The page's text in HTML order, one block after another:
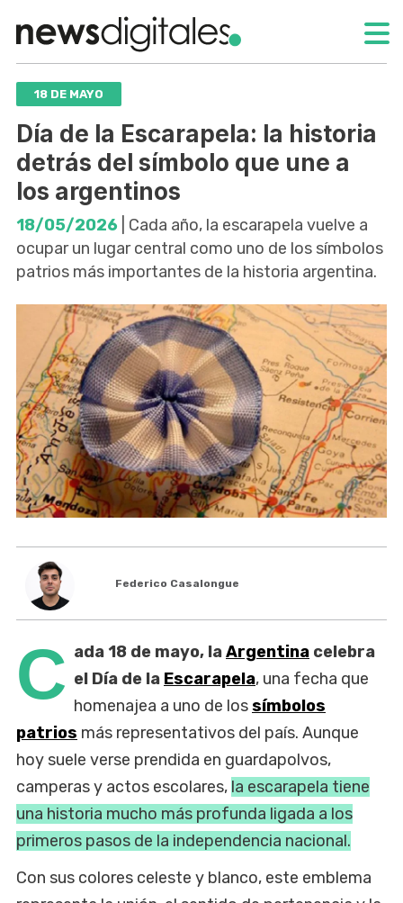
18 DE MAYO
Día de la Escarapela: la historia
detrás del símbolo que une a
los argentinos
18/05/2026 | Cada año, la escarapela vuelve a
ocupar un lugar central como uno de los símbolos
patrios más importantes de la historia argentina.
Federico Casalongue
C ada 18 de mayo, laArgentina celebra
el Día de la Escarapela, una fecha que
homenajea a uno de lossímbolos
patrios más representativos del país. Aunque
hoy suele verse prendida en guardapolvos,
camperas y actos escolares, la escarapela tiene
una historia mucho más profunda ligada a los
primeros pasos de la independencia nacional.
Con sus colores celeste y blanco, este emblema